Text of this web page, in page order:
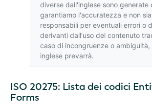
diverse dall'inglese sono generate
garantiamo l'accuratezza e non
responsabili per eventuali errori o
derivanti dall'uso del contenuto
caso di incongruenze o ambiguità,
inglese prevarrà.
ISO 20275: Lista dei codici
Forms